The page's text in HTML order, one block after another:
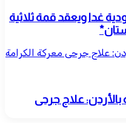
غدا ويعقد قمة ثلاثية
علاج جرحى معركة الكرامة
بالأردن: علاج جرحى